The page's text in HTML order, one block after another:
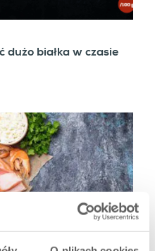
dużo białka w czasie